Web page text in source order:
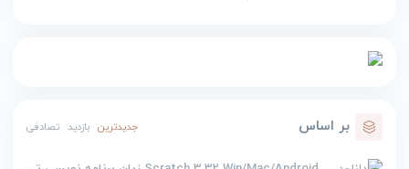
بر اساس جدیدترین بازدید تصادفی